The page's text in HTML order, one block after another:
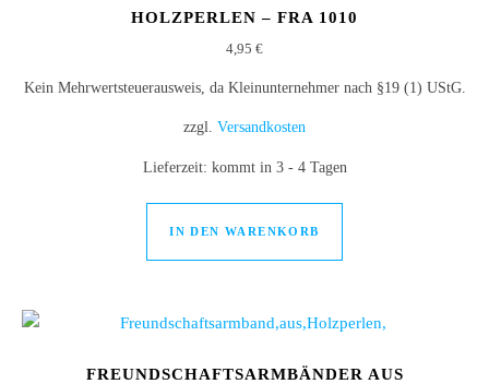
HOLZPERLEN – FRA 1010
4,95 €
Kein Mehrwertsteuerausweis, da Kleinunternehmer nach §19 (1) UStG.
zzgl. Versandkosten
Lieferzeit: kommt in 3 - 4 Tagen
IN DEN WARENKORB
FREUNDSCHAFTSARMBÄNDER AUS